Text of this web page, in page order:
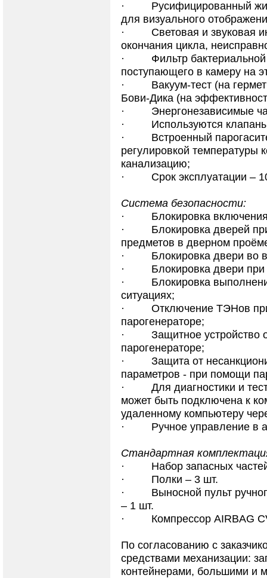
·
Русифицированный
для визуального
·
Световая и звуковая
окончания цикла,
·
Фильтр
поступающего в камеру на
·
Вакуум-тест (на
Бови-Дика (на
·
Энергонезависимые
·
Используются
·
Встроенный
регулировкой температуры
канализацию;
·
Срок эксплуатации –
Система безопасности:
·
Блокировка
·
Блокировка дверей
предметов в дверном
·
Блокировка двери во
·
Блокировка двери
·
Блокировка
ситуациях;
·
Отключение ТЭНов
парогенераторе;
·
Защитное
парогенераторе;
·
Защита от
параметров - при помощи
·
Для диагностики и
может быть подключена к
удаленному компьютеру
·
Ручное управление в
Стандартная
·
Набор запасных
·
Полки – 3 шт.
·
Выносной пульт
– 1 шт.
·
Компрессор AIRBAG
По согласованию с
средствами механизации:
контейнерами, большими и